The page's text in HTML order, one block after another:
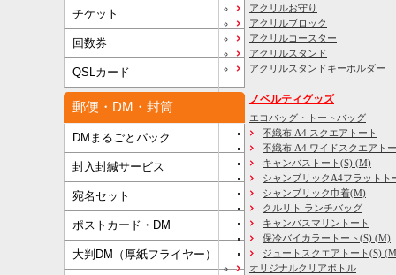
チケット
回数券
QSLカード
郵便・DM・封筒
DMまるごとパック
封入封緘サービス
宛名セット
ポストカード・DM
大判DM（厚紙フライヤー）
アクリルお守り
アクリルブロック
アクリルコースター
アクリルスタンド
アクリルスタンドキーホルダー
ノベルティグッズ
エコバッグ・トートバッグ
不織布 A4 スクエアトート
不織布 A4 ワイドスクエアト
キャンバストート(S) (M)
シャンブリックA4フラットト
シャンブリック巾着(M)
クルリト ランチバッグ
キャンバスマリントート
保冷バイカラートート(S) (M)
ジュートスクエアトート(S)
オリジナルクリアボトル